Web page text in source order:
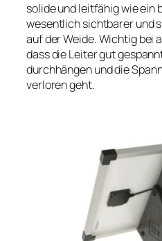
solide und leitfähig wie ein
wesentlich sichtbarer und
auf der Weide. Wichtig bei
dass die Leiter gut
durchhängen und die
verloren geht.